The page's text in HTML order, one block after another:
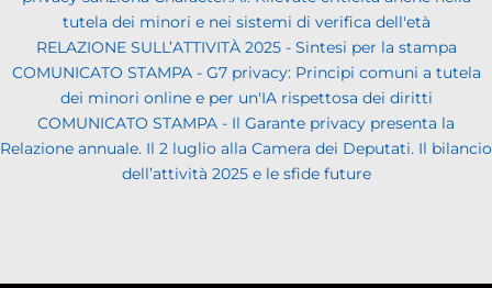
tutela dei minori e nei sistemi di verifica dell'età
RELAZIONE SULL’ATTIVITÀ 2025 - Sintesi per la stampa
COMUNICATO STAMPA - G7 privacy: Principi comuni a tutela
dei minori online e per un'IA rispettosa dei diritti
COMUNICATO STAMPA - Il Garante privacy presenta la
Relazione annuale. Il 2 luglio alla Camera dei Deputati. Il bilancio
dell’attività 2025 e le sfide future